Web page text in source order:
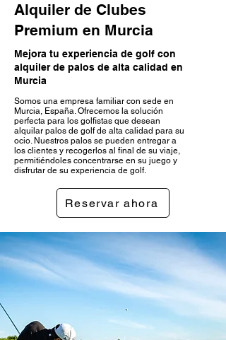
Alquiler de Clubes
Premium en Murcia
Mejora tu experiencia de golf con
alquiler de palos de alta calidad en
Murcia
Somos una empresa familiar con sede en
Murcia, España. Ofrecemos la solución
perfecta para los golfistas que desean
alquilar palos de golf de alta calidad para su
ocio. Nuestros palos se pueden entregar a
los clientes y recogerlos al final de su viaje,
permitiéndoles concentrarse en su juego y
disfrutar de su experiencia de golf.
Reservar ahora